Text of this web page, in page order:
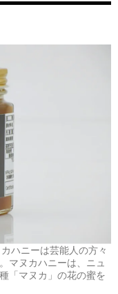
ハニーは芸能人の方々
マヌカハニーは、ニュ
「マヌカ」の花の蜜を